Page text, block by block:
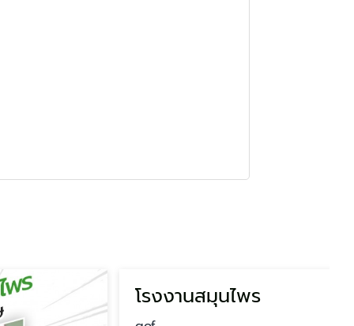
โรงงานสมุนไพร